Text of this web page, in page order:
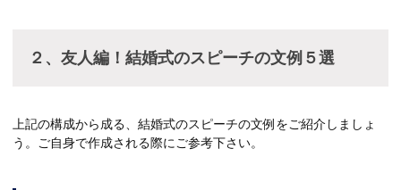
２、友人編！結婚式のスピーチの文例５選
上記の構成から成る、結婚式のスピーチの文例をご紹介しましょ
う。ご自身で作成される際にご参考下さい。